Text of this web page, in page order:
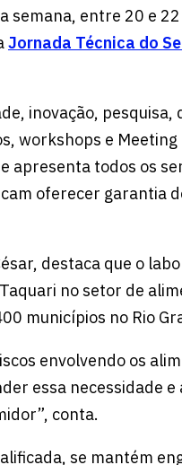
semana, entre 20 e
Jornada Técnica do
inovação, pesquisa,
workshops e
apresenta todos os
oferecer garantia
destaca que o
no setor de
municípios no Rio
envolvendo os
essa necessidade
conta.
se mantém